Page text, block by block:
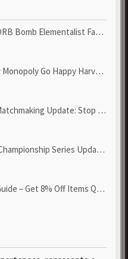
Fast - Grab POE Curren...
Go Happy Harvest with Looney Tun...
Update: Stop Failed - Grab Bluep...
Series Update! Get Cheap & ...
8% Off Items Quickly to Test ...